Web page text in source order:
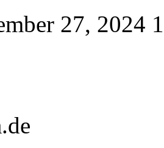
27, 2024